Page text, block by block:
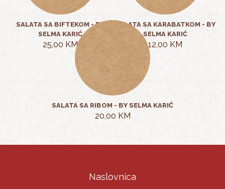
SALATA SA BIFTEKOM - BY
SELMA KARIĆ
25,00 KM
SALATA SA KARABATKOM - BY
SELMA KARIĆ
12,00 KM
SALATA SA RIBOM - BY SELMA KARIĆ
20,00 KM
Naslovnica